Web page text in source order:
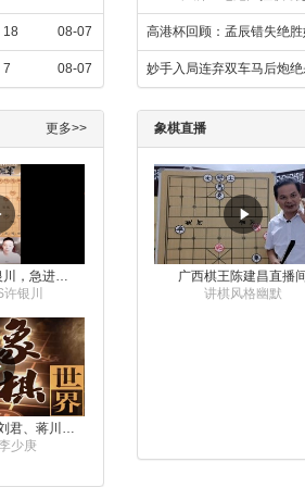
18 08-07
7 08-07
高港杯回顾：孟辰错失绝
妙手入局连弃双车马后炮
更多>>
银川
2024年6月1日刘君、蒋川讲解第三届上海杯象棋大师赛谢靖与李少庚的对局
少庚
象棋直播
广西棋王陈建昌直播
讲棋风格幽默